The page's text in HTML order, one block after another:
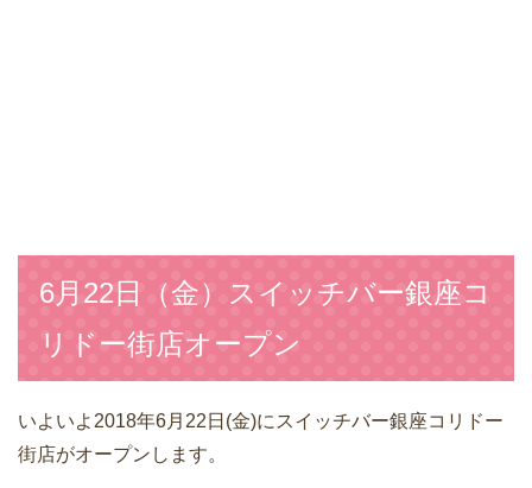
6月22日（金）スイッチバー銀座コ
リドー街店オープン
いよいよ2018年6月22日(金)にスイッチバー銀座コリドー
街店がオープンします。